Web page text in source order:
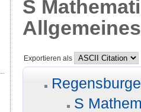
S
Allgemeines
Exportieren als
S